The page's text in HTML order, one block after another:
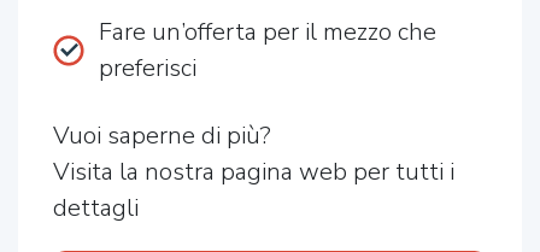
Fare un’offerta per il mezzo che
preferisci
Vuoi saperne di più?
Visita la nostra pagina web per tutti i
dettagli